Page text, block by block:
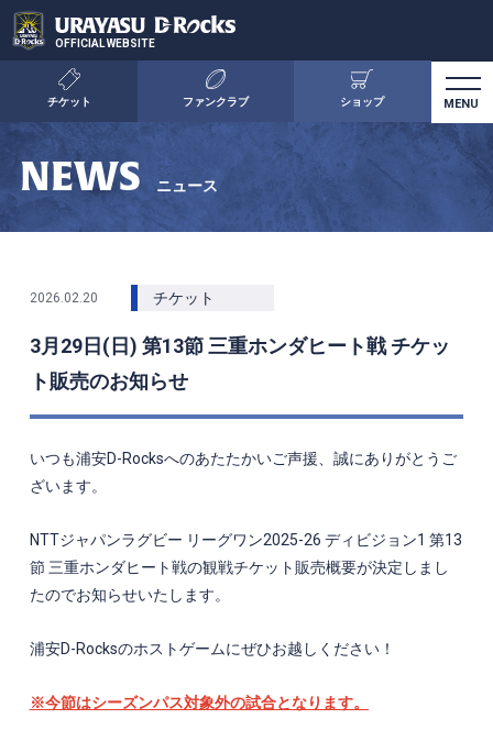
OFFICIAL WEBSITE
チケット ファンクラブ ショップ
NEWS ニュース
2026.02.20 チケット
3月29日(日) 第13節 三重ホンダヒート戦 チケッ
ト販売のお知らせ
いつも浦安D-Rocksへのあたたかいご声援、誠にありがとうご
ざいます。
NTTジャパンラグビー リーグワン2025-26 ディビジョン1 第13
節 三重ホンダヒート戦の観戦チケット販売概要が決定しまし
たのでお知らせいたします。
浦安D-Rocksのホストゲームにぜひお越しください！
※今節はシーズンパス対象外の試合となります。